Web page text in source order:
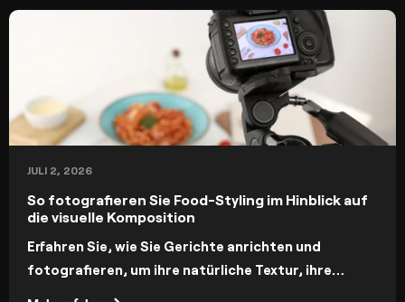
JULI 2, 2026
So fotografieren Sie Food-Styling im Hinblick auf
die visuelle Komposition
Erfahren Sie, wie Sie Gerichte anrichten und
fotografieren, um ihre natürliche Textur, ihre